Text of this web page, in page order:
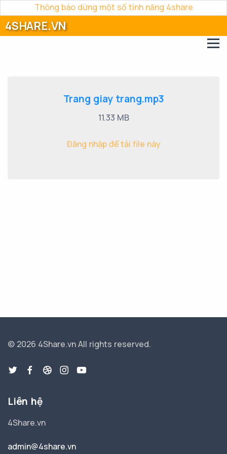
Thông báo dừng một số tính năng 4share
4SHARE.VN
Trang giay trang.mp3
11.33 MB
Đăng nhập để tải file này
© 2026 4Share.vnAll rights reserved.
Liên hệ
4Share.vn
admin@4share.vn